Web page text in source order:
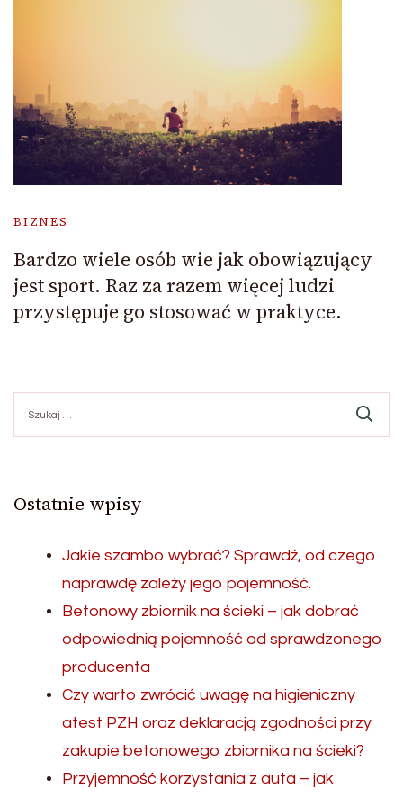
BIZNES
Bardzo wiele osób wie jak obowiązujący
jest sport. Raz za razem więcej ludzi
przystępuje go stosować w praktyce.
Ostatnie wpisy
Jakie szambo wybrać? Sprawdź, od czego
naprawdę zależy jego pojemność.
Betonowy zbiornik na ścieki – jak dobrać
odpowiednią pojemność od sprawdzonego
producenta
Czy warto zwrócić uwagę na higieniczny
atest PZH oraz deklaracją zgodności przy
zakupie betonowego zbiornika na ścieki?
Przyjemność korzystania z auta – jak